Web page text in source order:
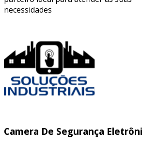
necessidades
Camera De Segurança